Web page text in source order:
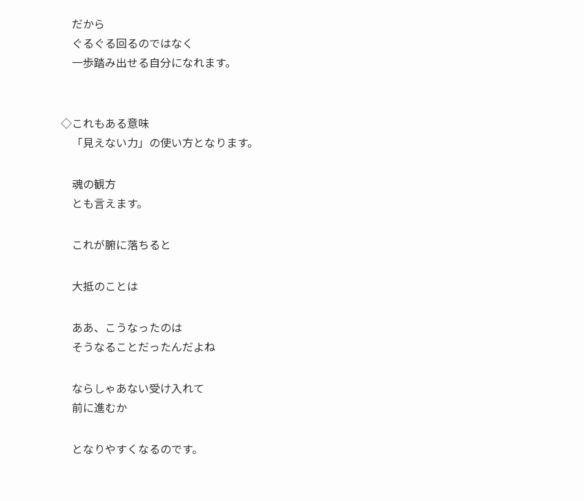
だから
ぐるぐる回るのではなく
一歩踏み出せる自分になれます。
◇これもある意味
「見えない力」の使い方となります。
魂の観方
とも言えます。
これが腑に落ちると
大抵のことは
ああ、こうなったのは
そうなることだったんだよね
ならしゃあない受け入れて
前に進むか
となりやすくなるのです。